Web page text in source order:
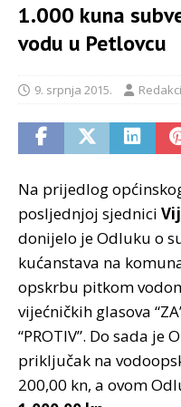
1.000 kuna
vodu u Petlovcu
9. srpnja 2015.
Na prijedlog
posljednjoj sjednici
donijelo je Odluku o
kućanstava na
opskrbu pitkom
vijećničkih glasova
“PROTIV”. Do sada je
priključak na
200,00 kn, a ovom